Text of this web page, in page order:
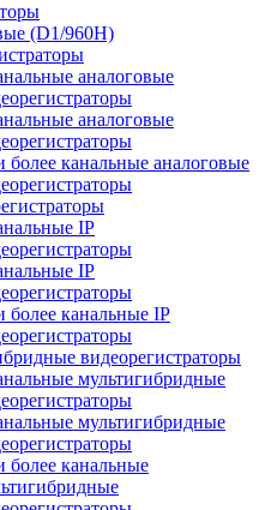
(D1/960H)
аналоговые
аналоговые
более канальные аналоговые
IP
IP
более канальные IP
видеорегистраторы
мультигибридные
мультигибридные
более канальные